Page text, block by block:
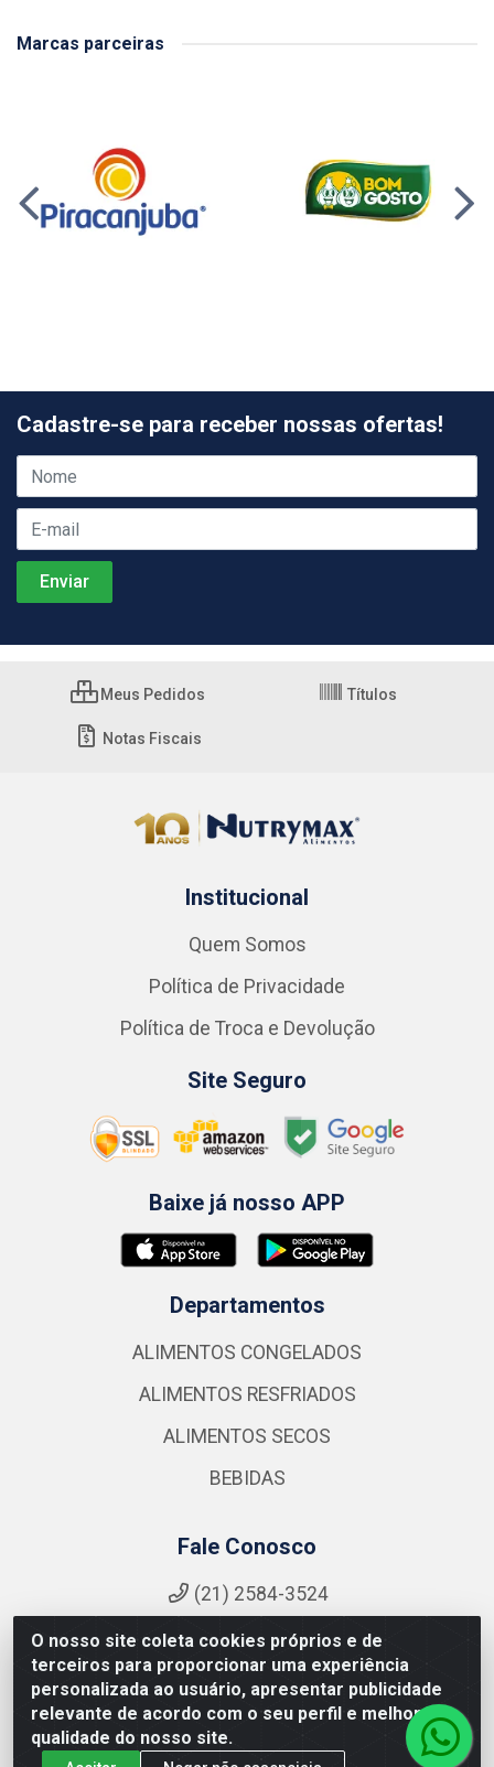
Marcas parceiras
O nosso site coleta cookies próprios e de
terceiros para proporcionar uma experiência
personalizada ao usuário, apresentar publicidade
relevante de acordo com o seu perfil e melhorar a
qualidade do nosso site.
Cadastre-se para receber nossas ofertas!
Meus Pedidos Títulos
Notas Fiscais
Institucional
Quem Somos
Política de Privacidade
Política de Troca e Devolução
Site Seguro
Baixe já nosso APP
Departamentos
ALIMENTOS CONGELADOS
ALIMENTOS RESFRIADOS
ALIMENTOS SECOS
BEBIDAS
Fale Conosco
(21) 2584-3524
Instagram
Formas de Pagamento